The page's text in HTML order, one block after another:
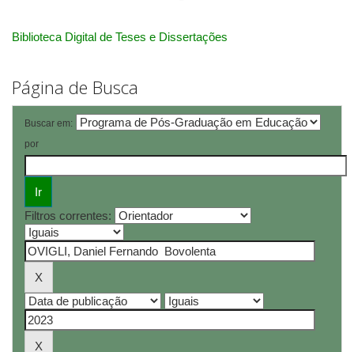
Biblioteca Digital de Teses e Dissertações
Página de Busca
Buscar em:
por
Filtros correntes: